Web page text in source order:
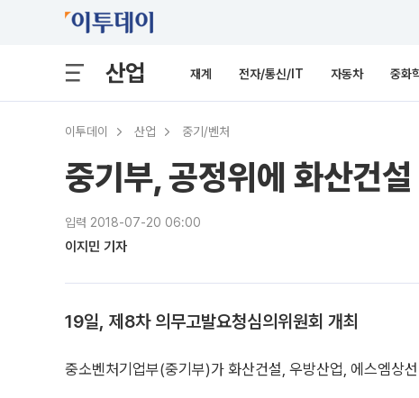
산업 재계 전자/통신/IT 자동차 중화
이투데이 산업 중기/벤처
중기부, 공정위에 화산건
입력 2018-07-20 06:00
이지민 기자
19일, 제8차 의무고발요청심의위원회 개최
중소벤처기업부(중기부)가 화산건설, 우방산업, 에스엠상